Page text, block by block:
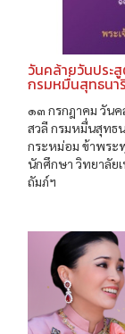
วันคล้ายวันประสู
กรมหมื่นสุทธนา
๑๓ กรกฎาคม วันค
สวลี กรมหมื่นสุทธ
กระหม่อม ข้าพระ
นักศึกษา วิทยาลัย
ถัมภ์ฯ